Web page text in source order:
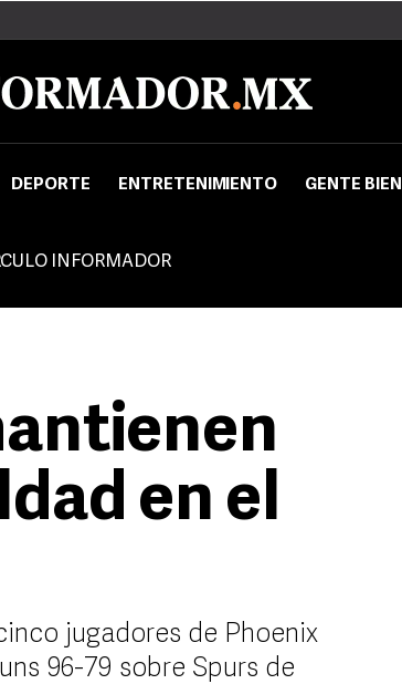
DEPORTE ENTRETENIMIENTO GENTE BIEN
INFORMADOR
en el
jugadores de Phoenix
96-79 sobre Spurs de